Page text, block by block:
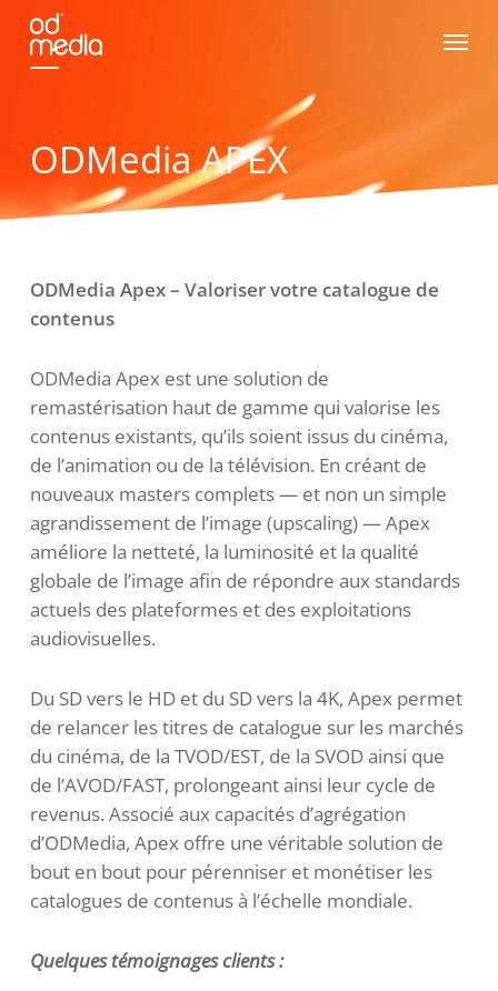
Skip
main
Menu
ODMedia APEX
ODMedia Apex – Valoriser votre catalogue de
contenus
ODMedia Apex est une solution de
remastérisation haut de gamme qui valorise les
contenus existants, qu’ils soient issus du cinéma,
de l’animation ou de la télévision. En créant de
nouveaux masters complets — et non un simple
agrandissement de l’image (upscaling) — Apex
améliore la netteté, la luminosité et la qualité
globale de l’image afin de répondre aux standards
actuels des plateformes et des exploitations
audiovisuelles.
Du SD vers le HD et du SD vers la 4K, Apex permet
de relancer les titres de catalogue sur les marchés
du cinéma, de la TVOD/EST, de la SVOD ainsi que
de l’AVOD/FAST, prolongeant ainsi leur cycle de
revenus. Associé aux capacités d’agrégation
d’ODMedia, Apex offre une véritable solution de
bout en bout pour pérenniser et monétiser les
catalogues de contenus à l’échelle mondiale.
Quelques témoignages clients :